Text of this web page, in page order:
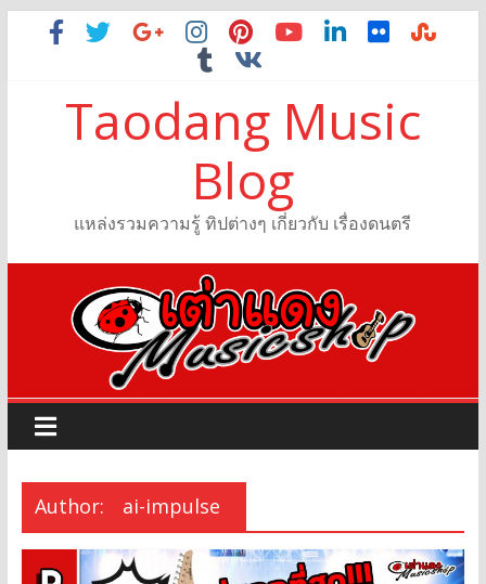
Taodang Music
Blog
แหล่งรวมความรู้ ทิปต่างๆ เกี่ยวกับ เรื่องดนตรี
Author: ai-impulse